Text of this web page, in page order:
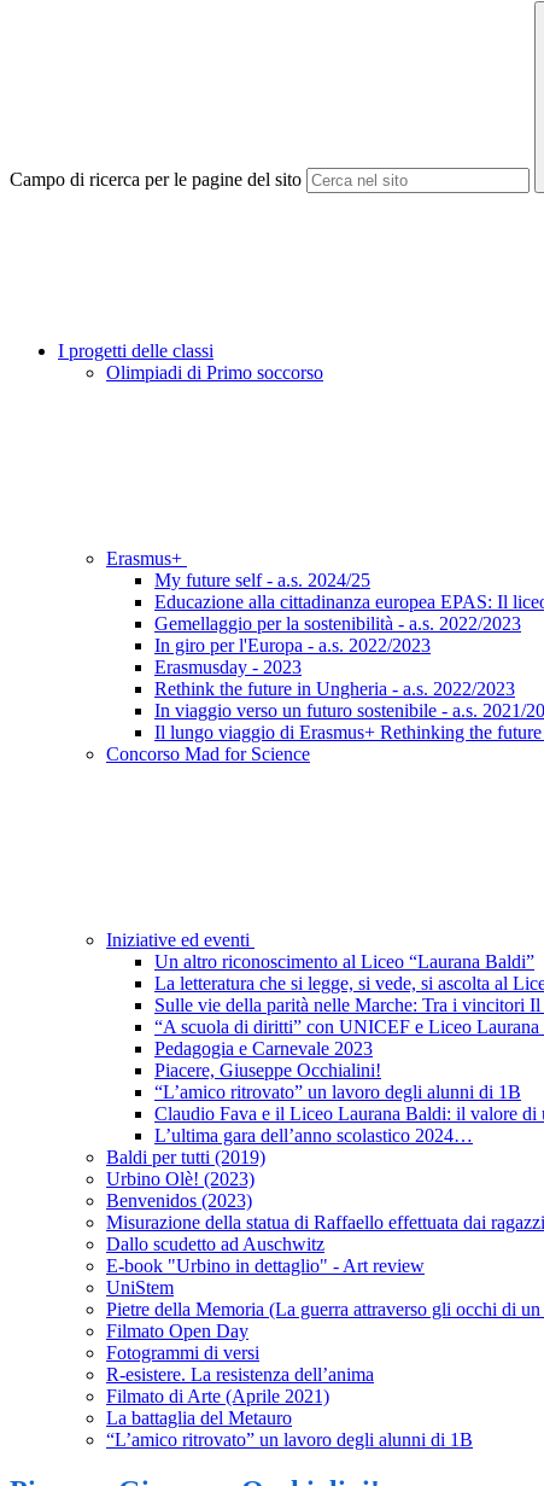
Campo di ricerca per le pagine del sito
I progetti delle classi
Olimpiadi di Primo soccorso
Erasmus+
My future self - a.s. 2024/25
Educazione alla cittadinanza europea EPAS: Il
Gemellaggio per la sostenibilità - a.s. 2022/2023
In giro per l'Europa - a.s. 2022/2023
Erasmusday - 2023
Rethink the future in Ungheria - a.s. 2022/2023
In viaggio verso un futuro sostenibile - a.s. 2021/
Il lungo viaggio di Erasmus+ Rethinking the future
Concorso Mad for Science
Iniziative ed eventi
Un altro riconoscimento al Liceo “Laurana Baldi”
La letteratura che si legge, si vede, si ascolta al
Sulle vie della parità nelle Marche: Tra i vincitori
“A scuola di diritti” con UNICEF e Liceo Laurana
Pedagogia e Carnevale 2023
Piacere, Giuseppe Occhialini!
“L’amico ritrovato” un lavoro degli alunni di 1B
Claudio Fava e il Liceo Laurana Baldi: il valore di
L’ultima gara dell’anno scolastico 2024…
Baldi per tutti (2019)
Urbino Olè! (2023)
Benvenidos (2023)
Misurazione della statua di Raffaello effettuata dai
Dallo scudetto ad Auschwitz
E-book "Urbino in dettaglio" - Art review
UniStem
Pietre della Memoria (La guerra attraverso gli occhi di
Filmato Open Day
Fotogrammi di versi
R-esistere. La resistenza dell’anima
Filmato di Arte (Aprile 2021)
La battaglia del Metauro
“L’amico ritrovato” un lavoro degli alunni di 1B